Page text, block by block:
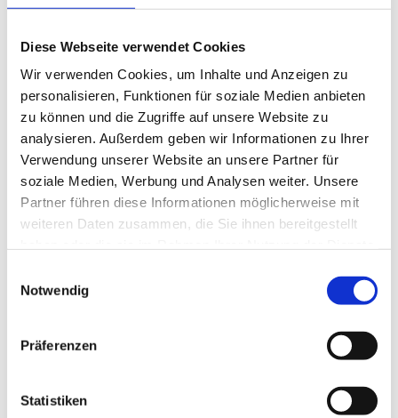
Diese Webseite verwendet Cookies
Wir verwenden Cookies, um Inhalte und Anzeigen zu
personalisieren, Funktionen für soziale Medien anbieten
zu können und die Zugriffe auf unsere Website zu
analysieren. Außerdem geben wir Informationen zu Ihrer
Verwendung unserer Website an unsere Partner für
soziale Medien, Werbung und Analysen weiter. Unsere
Partner führen diese Informationen möglicherweise mit
weiteren Daten zusammen, die Sie ihnen bereitgestellt
Notwendig
Präferenzen
Statistiken
• Geld für unterwegs
Du bekommst von uns eine Schwimm-Bescheinigung.
Du musst sie ausfüllen und
• entweder per E-Mail an uns schicken
• oder beim Angebot mitbringen.
Wir fahren mit dem Lebenshilfe-Bus.
Geld für die Teilnahme: 40 €
Eintritt ist dabei!
Geld für unterwegs
Maria Wehr
Alle Angebote und Informationen über den Bereich Freizeit